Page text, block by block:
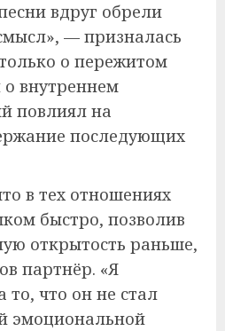
вдруг обрели
— призналась
о пережитом
о внутреннем
повлиял на
последующих
в тех отношениях
быстро, позволив
открытость раньше,
партнёр. «Я
то, что он не стал
эмоциональной